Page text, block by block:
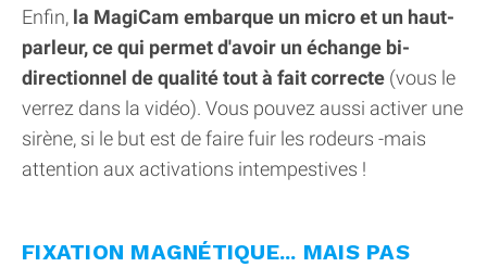
Enfin, la MagiCam embarque un micro et un haut-
parleur, ce qui permet d'avoir un échange bi-
directionnel de qualité tout à fait correcte (vous le
verrez dans la vidéo). Vous pouvez aussi activer une
sirène, si le but est de faire fuir les rodeurs -mais
attention aux activations intempestives !
FIXATION MAGNÉTIQUE... MAIS PAS